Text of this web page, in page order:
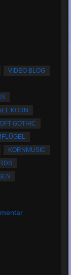
VIDEO BLOG
KORN
GOTHIC
KORNMUSIC